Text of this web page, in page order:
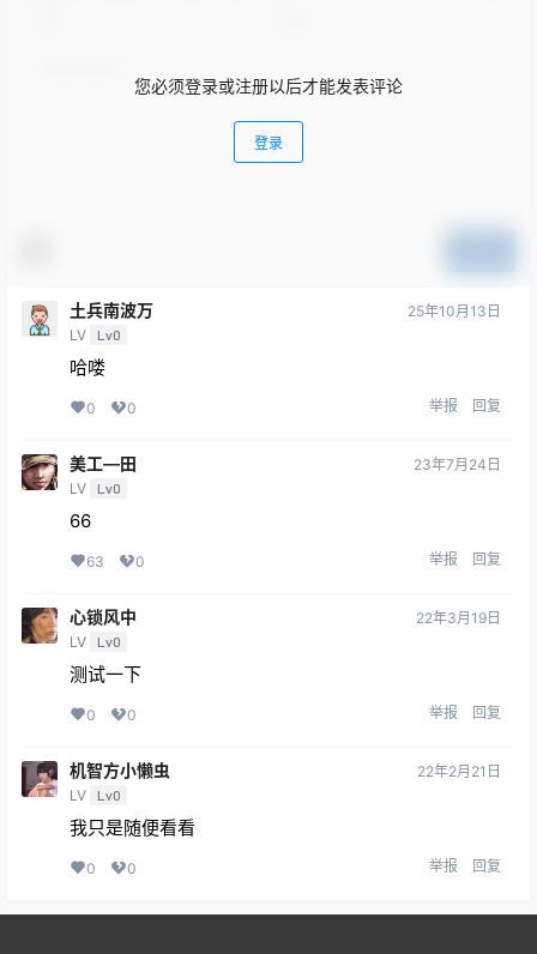
您必须登录或注册以后才能发表评论
登录
土兵南波万
LV Lv0
25年10月13日
哈喽
0 0 举报 回复
美工—田
LV Lv0
23年7月24日
66
63 0 举报 回复
心锁风中
LV Lv0
22年3月19日
测试一下
0 0 举报 回复
机智方小懒虫
LV Lv0
22年2月21日
我只是随便看看
0 0 举报 回复